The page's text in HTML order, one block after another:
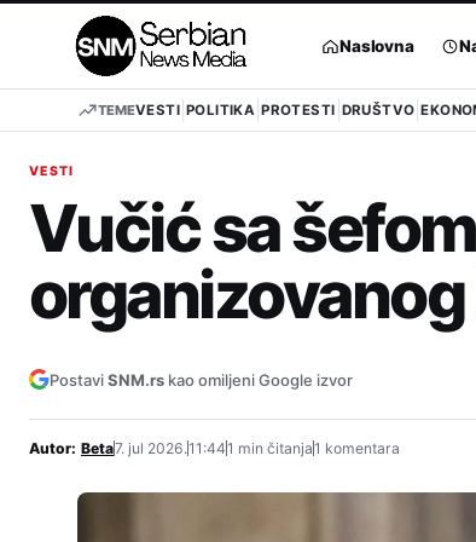
Naslovna
TEMEVESTI POLITIKA PROTESTI DRUŠTVO
VESTI
Vučić sa
PostaviSNM.rs kao omiljeni Google izvor
Autor: Beta7. jul 2026.11:441 min čitanja1 komentara